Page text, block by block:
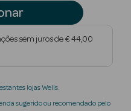
sem juros de € 44,00
lojas Wells.
sugerido ou recomendado pelo